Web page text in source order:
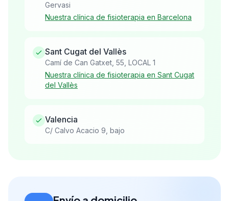
Gervasi
Nuestra clínica de fisioterapia en Barcelona
Sant Cugat del Vallès
Camí de Can Gatxet, 55, LOCAL 1
Nuestra clínica de fisioterapia en Sant Cugat
del Vallès
Valencia
C/ Calvo Acacio 9, bajo